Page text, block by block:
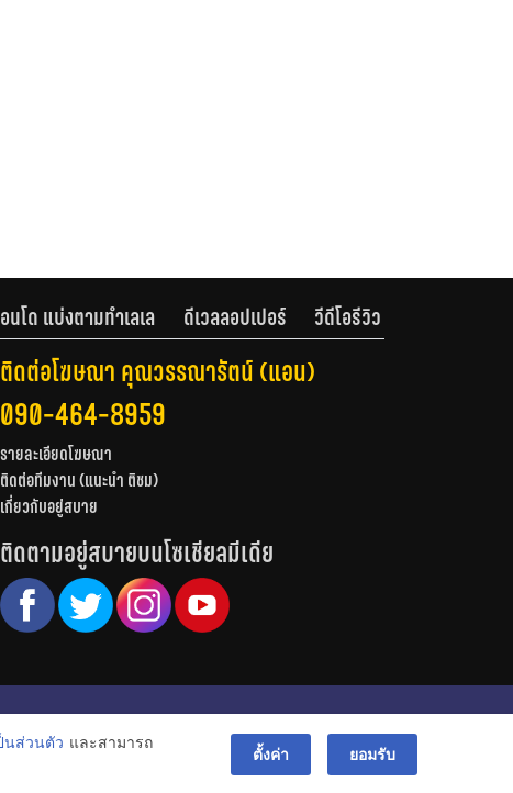
นโด แบ่งตามทำเลเล ดีเวลลอปเปอร์ วีดีโอรีวิว
ติดต่อโฆษณา คุณวรรณารัตน์ (แอน)
090-464-8959
รายละเอียดโฆษณา
ติดต่อทีมงาน (แนะนำ ติชม)
เกี่ยวกับอยู่สบาย
ติดตามอยู่สบายบนโซเชียลมีเดีย
© สงวนลิขสิทธิ์ 2556-2564
นส่วนตัว และสามารถ
ตั้งค่า ยอมรับ